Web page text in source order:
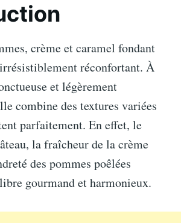
crème et caramel fondant
réconfortant. À
et légèrement
combine des textures variées
parfaitement. En effet, le
la fraîcheur de la crème
des pommes poêlées
gourmand et harmonieux.